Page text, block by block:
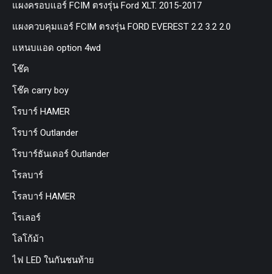
แผงครอบแอร์ FCIM ตรงรุ่น Ford XLT. 2015-2017
แผงควบคุมแอร์ FCIM ตรงรุ่น FORD EVEREST 2.2 3.2 2.0
แหนบแอด option 4wd
โช๊ค
โช๊ค carry boy
โรบาร์ HAMER
โรบาร์ Outlander
โรบาร์ธันเดอร์ Outlander
โรลบาร์
โรลบาร์ HAMER
โรเลอร์
โลโก้ม้า
ไฟ LED ในกันชนท้าย